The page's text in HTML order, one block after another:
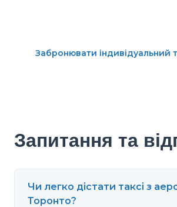
Забронювати індивідуальний
Запитання та
Чи легко дістати таксі з
Торонто?